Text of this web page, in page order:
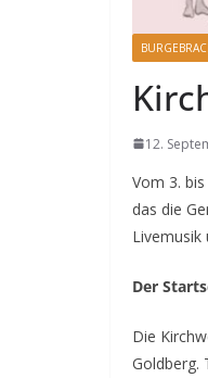
12.
Vom 3.
das die
Livemusik
Der
Die
Goldberg.